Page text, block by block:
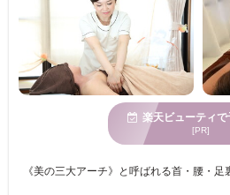
楽天ビューティで
[PR]